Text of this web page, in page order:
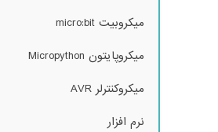
میکروبیت micro:bit
میکروپایتون Micropython
میکروکنترلر AVR
نرم افزار